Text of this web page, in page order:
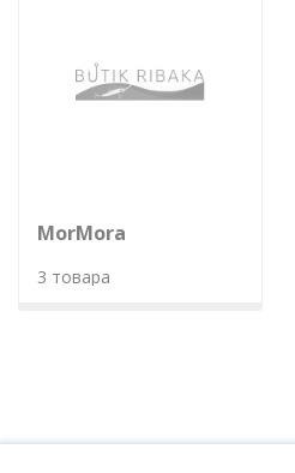
MorMora
3 товара